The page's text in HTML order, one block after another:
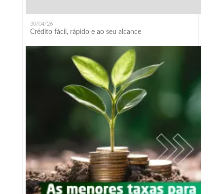
30/04/26
Crédito fácil, rápido e ao seu alcance